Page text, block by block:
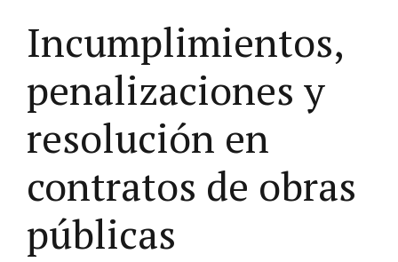
Incumplimientos,
penalizaciones y
resolución en
contratos de obras
públicas